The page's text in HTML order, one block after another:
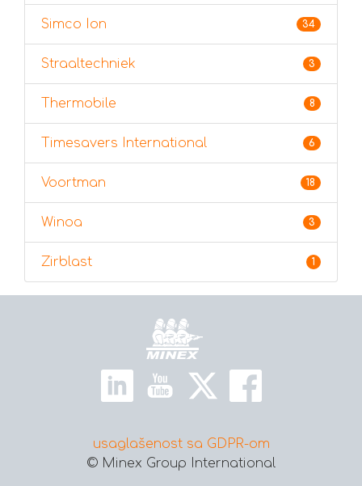
Simco Ion 34
Straaltechniek 3
Thermobile 8
Timesavers International 6
Voortman 18
Winoa 3
Zirblast 1
usaglašenost sa GDPR-om
© Minex Group International